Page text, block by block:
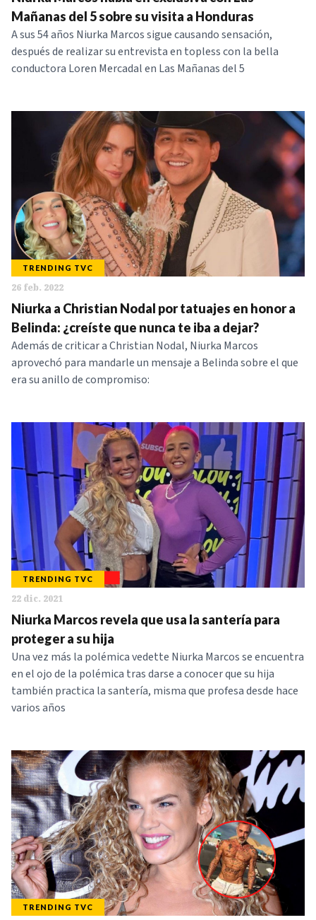
NOTICIAS
SERIES
Mañanas del 5 sobre su visita a Honduras
A sus 54 años Niurka Marcos sigue causando sensación,
después de realizar su entrevista en topless con la bella
conductora Loren Mercadal en Las Mañanas del 5
TRENDING TVC
26 feb. 2022
Niurka a Christian Nodal por tatuajes en honor a
Belinda: ¿creíste que nunca te iba a dejar?
Además de criticar a Christian Nodal, Niurka Marcos
aprovechó para mandarle un mensaje a Belinda sobre el que
era su anillo de compromiso:
TRENDING TVC
22 dic. 2021
Niurka Marcos revela que usa la santería para
proteger a su hija
Una vez más la polémica vedette Niurka Marcos se encuentra
en el ojo de la polémica tras darse a conocer que su hija
también practica la santería, misma que profesa desde hace
varios años
TRENDING TVC